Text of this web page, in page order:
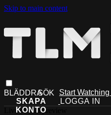
Skip to main content
Start Watching
Live stream preview